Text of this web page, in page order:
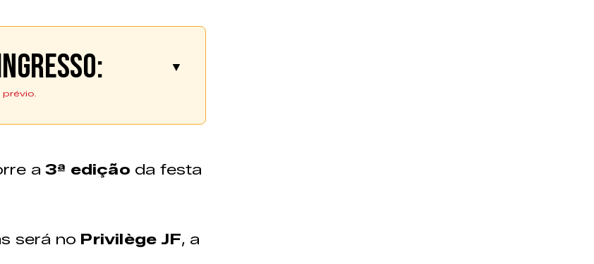
▼
no ponto de
a 3ª edição da festa
será no Privilège JF, a